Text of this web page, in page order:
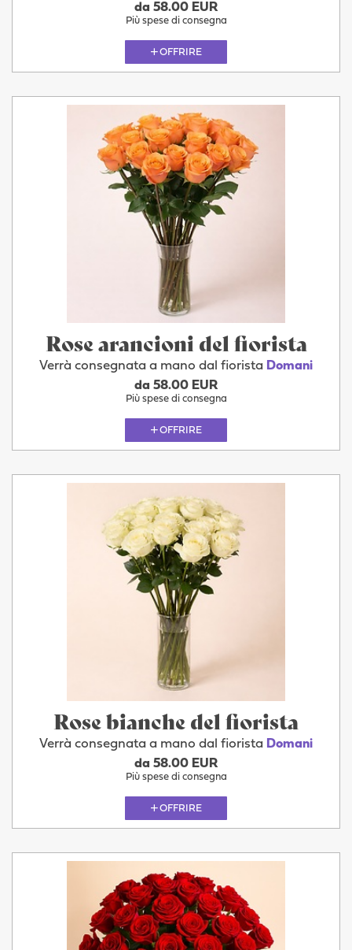
da 58.00 EUR
Più spese di consegna
OFFRIRE
Rose arancioni del fiorista
Verrà consegnata a mano dal fiorista Domani
da 58.00 EUR
Più spese di consegna
OFFRIRE
Rose bianche del fiorista
Verrà consegnata a mano dal fiorista Domani
da 58.00 EUR
Più spese di consegna
OFFRIRE